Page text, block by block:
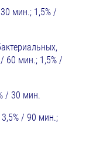
мин.; 1,5% /
60 мин.; 1,5% /
/ 30 мин.
/ 90 мин.;